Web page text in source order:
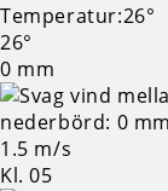
26°
0 mm
1.5 m/s
Kl. 05